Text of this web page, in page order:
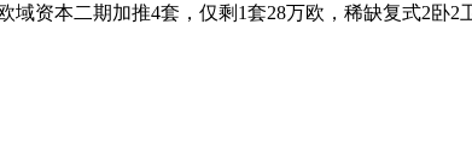
域资本二期加推4套，仅剩1套28万欧，稀缺复式2卧2